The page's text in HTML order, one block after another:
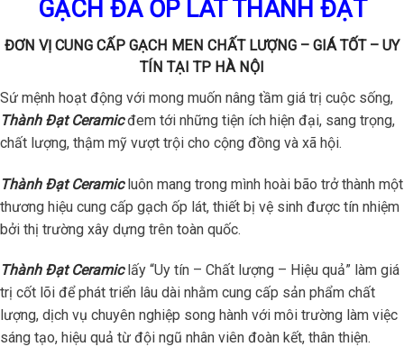
GẠCH ĐÁ ỐP LÁT THÀNH ĐẠT
ĐƠN VỊ CUNG CẤP GẠCH MEN CHẤT LƯỢNG – GIÁ TỐT – UY
TÍN TẠI TP HÀ NỘI
Sứ mệnh hoạt động với mong muốn nâng tầm giá trị cuộc sống,
Thành Đạt Ceramicđem tới những tiện ích hiện đại, sang trọng,
chất lượng, thậm mỹ vượt trội cho cộng đồng và xã hội.
Thành Đạt Ceramicluôn mang trong mình hoài bão trở thành một
thương hiệu cung cấp gạch ốp lát, thiết bị vệ sinh được tín nhiệm
bởi thị trường xây dựng trên toàn quốc.
Thành Đạt Ceramiclấy “Uy tín – Chất lượng – Hiệu quả” làm giá
trị cốt lõi để phát triển lâu dài nhằm cung cấp sản phẩm chất
lượng, dịch vụ chuyên nghiệp song hành với môi trường làm việc
sáng tạo, hiệu quả từ đội ngũ nhân viên đoàn kết, thân thiện.